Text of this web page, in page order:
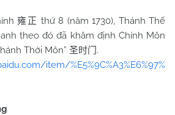
雍正 thứ 8 (năm 1730), Thánh Thế
theo đó đã khâm định Chính Môn
Thời Môn” 圣时门 .
item/%E5%9C%A3%E6%97%